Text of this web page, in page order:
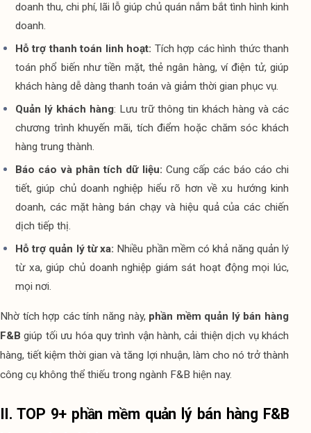
doanh thu, chi phí, lãi lỗ giúp chủ quán nắm bắt tình hình kinh
doanh.
Hỗ trợ thanh toán linh hoạt: Tích hợp các hình thức thanh
toán phổ biến như tiền mặt, thẻ ngân hàng, ví điện tử, giúp
khách hàng dễ dàng thanh toán và giảm thời gian phục vụ.
Quản lý khách hàng: Lưu trữ thông tin khách hàng và các
chương trình khuyến mãi, tích điểm hoặc chăm sóc khách
hàng trung thành.
Báo cáo và phân tích dữ liệu: Cung cấp các báo cáo chi
tiết, giúp chủ doanh nghiệp hiểu rõ hơn về xu hướng kinh
doanh, các mặt hàng bán chạy và hiệu quả của các chiến
dịch tiếp thị.
Hỗ trợ quản lý từ xa: Nhiều phần mềm có khả năng quản lý
từ xa, giúp chủ doanh nghiệp giám sát hoạt động mọi lúc,
mọi nơi.
Nhờ tích hợp các tính năng này, phần mềm quản lý bán hàng
F&B giúp tối ưu hóa quy trình vận hành, cải thiện dịch vụ khách
hàng, tiết kiệm thời gian và tăng lợi nhuận, làm cho nó trở thành
công cụ không thể thiếu trong ngành F&B hiện nay.
II. TOP 9+ phần mềm quản lý bán hàng F&B